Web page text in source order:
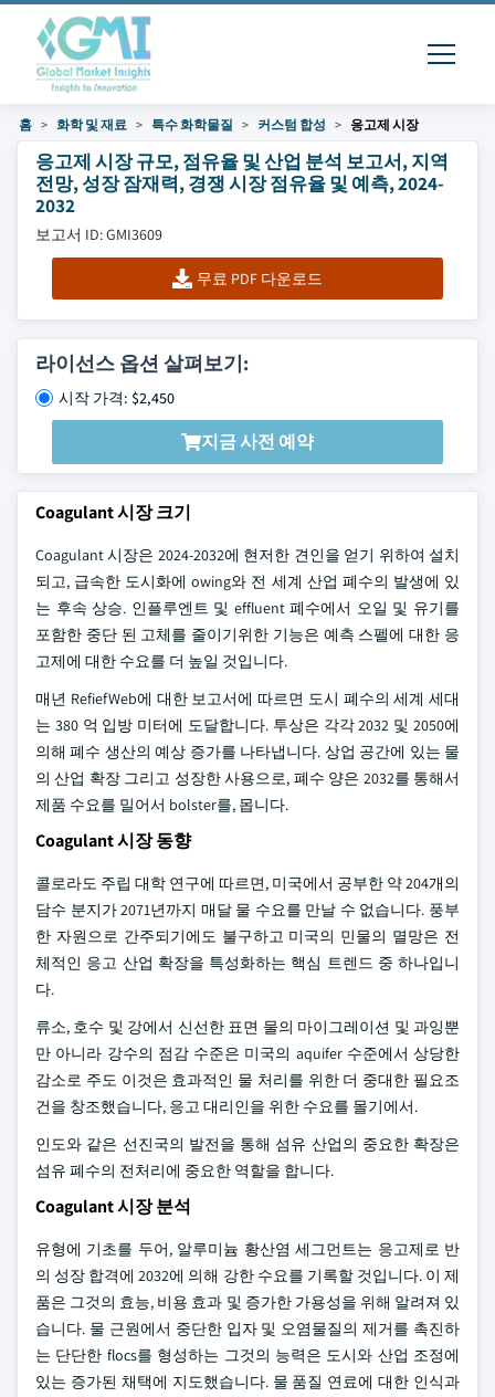
홈 화학 및 재료 특수 화학물질 커스텀 합성 응고제 시장
응고제 시장 규모, 점유율 및 산업 분석 보고서, 지역
전망, 성장 잠재력, 경쟁 시장 점유율 및 예측, 2024-
2032
보고서 ID: GMI3609
무료 PDF 다운로드
라이선스 옵션 살펴보기:
시작 가격: $2,450
지금 사전 예약
Coagulant 시장 크기
Coagulant 시장은 2024-2032에 현저한 견인을 얻기 위하여 설치
되고, 급속한 도시화에 owing와 전 세계 산업 폐수의 발생에 있
는 후속 상승. 인플루엔트 및 effluent 폐수에서 오일 및 유기를
포함한 중단 된 고체를 줄이기위한 기능은 예측 스펠에 대한 응
고제에 대한 수요를 더 높일 것입니다.
매년 RefiefWeb에 대한 보고서에 따르면 도시 폐수의 세계 세대
는 380 억 입방 미터에 도달합니다. 투상은 각각 2032 및 2050에
의해 폐수 생산의 예상 증가를 나타냅니다. 상업 공간에 있는 물
의 산업 확장 그리고 성장한 사용으로, 폐수 양은 2032를 통해서
제품 수요를 밀어서 bolster를, 몹니다.
Coagulant 시장 동향
콜로라도 주립 대학 연구에 따르면, 미국에서 공부한 약 204개의
담수 분지가 2071년까지 매달 물 수요를 만날 수 없습니다. 풍부
한 자원으로 간주되기에도 불구하고 미국의 민물의 멸망은 전
체적인 응고 산업 확장을 특성화하는 핵심 트렌드 중 하나입니
다.
류소, 호수 및 강에서 신선한 표면 물의 마이그레이션 및 과잉뿐
만 아니라 강수의 점감 수준은 미국의 aquifer 수준에서 상당한
감소로 주도 이것은 효과적인 물 처리를 위한 더 중대한 필요조
건을 창조했습니다, 응고 대리인을 위한 수요를 몰기에서.
인도와 같은 선진국의 발전을 통해 섬유 산업의 중요한 확장은
섬유 폐수의 전처리에 중요한 역할을 합니다.
Coagulant 시장 분석
유형에 기초를 두어, 알루미늄 황산염 세그먼트는 응고제로 반
의 성장 합격에 2032에 의해 강한 수요를 기록할 것입니다. 이 제
품은 그것의 효능, 비용 효과 및 증가한 가용성을 위해 알려져 있
습니다. 물 근원에서 중단한 입자 및 오염물질의 제거를 촉진하
는 단단한 flocs를 형성하는 그것의 능력은 도시와 산업 조정에
있는 증가된 채택에 지도했습니다. 물 품질 연료에 대한 인식과